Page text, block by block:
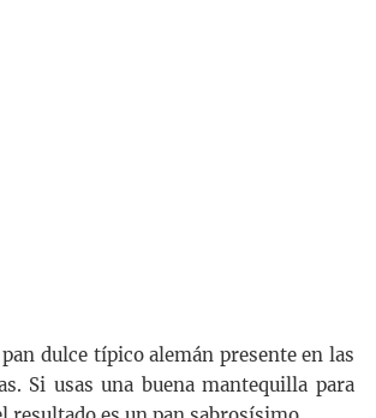
dulce típico alemán presente en las
Si usas una buena mantequilla para